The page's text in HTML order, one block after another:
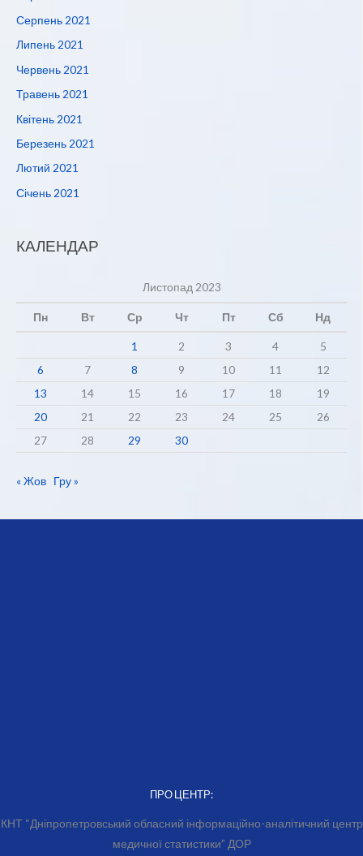
Серпень 2021
Липень 2021
Червень 2021
Травень 2021
Квітень 2021
Березень 2021
Лютий 2021
Січень 2021
КАЛЕНДАР
Листопад 2023
Пн Вт Ср Чт Пт Сб Нд
1 2 3 4
5
6
7 8 9 10 11
12
13
14 15 16 17 18
19
20
21 22 23 24 25
26
27
28 29 30
« Жов Гру »
ПРО ЦЕНТР:
КНТ “Дніпропетровський обласний інформаційно-аналітичний центр
медичної статистики” ДОР